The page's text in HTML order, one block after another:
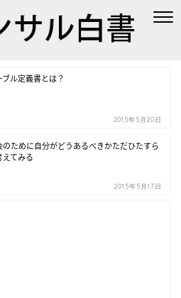
ブル定義書とは？
2015年5月20日
のために自分がどうあるべきかただひたすら
えてみる
2015年5月17日